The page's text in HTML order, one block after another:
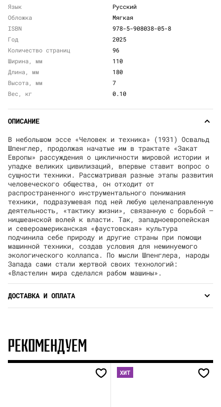
Язык
Русский
Обложка
Мягкая
ISBN
978-5-908038-05-8
Год
2025
Количество страниц
96
Ширина, мм
110
Длина, мм
180
Высота, мм
7
Вес, кг
0.10
ОПИСАНИЕ
В небольшом эссе «Человек и техника» (1931) Освальд
Шпенглер, продолжая начатые им в трактате «Закат
Европы» рассуждения о цикличности мировой истории и
упадке великих цивилизаций, впервые ставит вопрос о
сущности техники. Рассматривая разные этапы развития
человеческого общества, он отходит от
распространенного инструментального понимания
техники, подразумевая под ней любую целенаправленную
деятельность, «тактику жизни», связанную с борьбой —
ницшеанской волей к власти. Так, западноевропейская
и североамериканская «фаустовская» культура
подчинила себе природу и другие страны при помощи
машинной техники, создав условия для неминуемого
экологического коллапса. По мысли Шпенглера, народы
Запада сами стали жертвой своих технологий:
«Властелин мира сделался рабом машины».
ДОСТАВКА И ОПЛАТА
РЕКОМЕНДУЕМ
ХИТ